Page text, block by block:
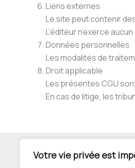
Votre vie privée est
Liens externes
Le site peut contenir
L’éditeur n’exerce
Données personnelles
Les modalités de
Droit applicable
Les présentes CGU
En cas de litige, les
Le site